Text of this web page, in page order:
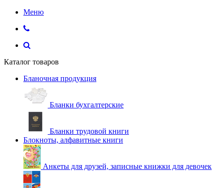
Меню
Каталог товаров
Бланочная продукция
Бланки бухгалтерские
Бланки трудовой книги
Блокноты, алфавитные книги
Анкеты для друзей, записные книжки для девочек